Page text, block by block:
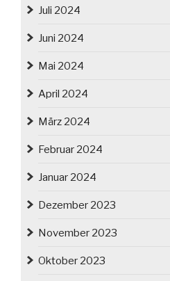
Juli 2024
Juni 2024
Mai 2024
April 2024
März 2024
Februar 2024
Januar 2024
Dezember 2023
November 2023
Oktober 2023